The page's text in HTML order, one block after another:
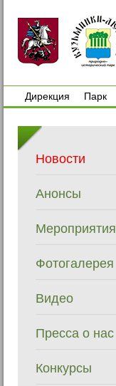
Дирекция
Парк
Новости
Анонсы
Мероприятия
Фотогалерея
Видео
Пресса о нас
Конкурсы